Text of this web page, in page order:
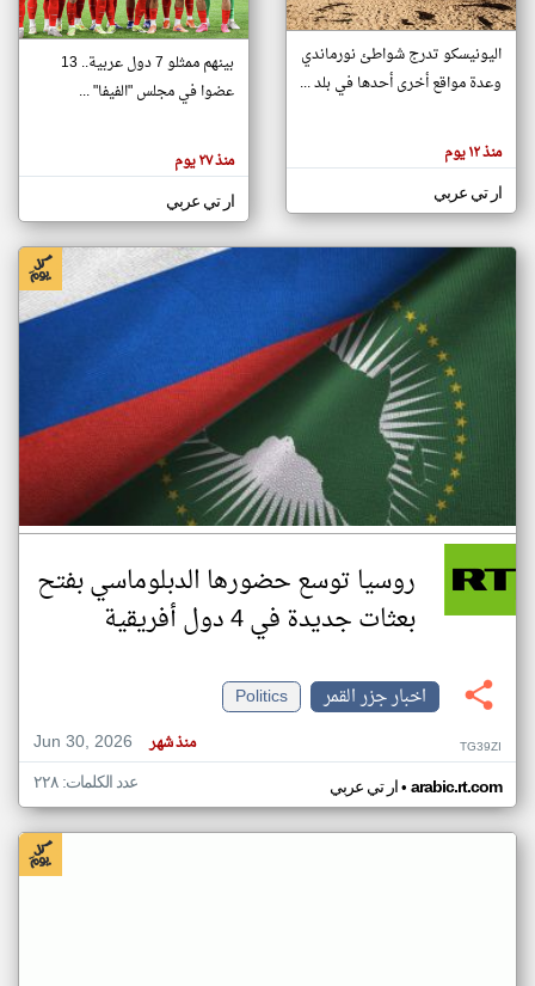
تغيير الدولة
اخبار جزر القمر على مدار الساعة
أهم اخبار جزر القمر العاجلة والمباشرة
هنا عن
وجهة
كاتبيها.
اليونيسكو تدرج شواطئ نورماندي
وعدة مواقع أخرى أحدها في بلد ...
منذ ١٢ يوم
ار تي عربي
بينهم ممثلو 7 دول عربية.. 13
عضوا في مجلس "الفيفا" ...
منذ ٢٧ يوم
ار تي عربي
روسيا توسع حضورها الدبلوماسي بفتح
بعثات جديدة في 4 دول أفريقية
اخبار جزر القمر
Politics
Jun 30, 2026
منذ شهر TG39ZI
ار تي عربي• arabic.rt.com عدد الكلمات: ٢٢٨
klyoum.com